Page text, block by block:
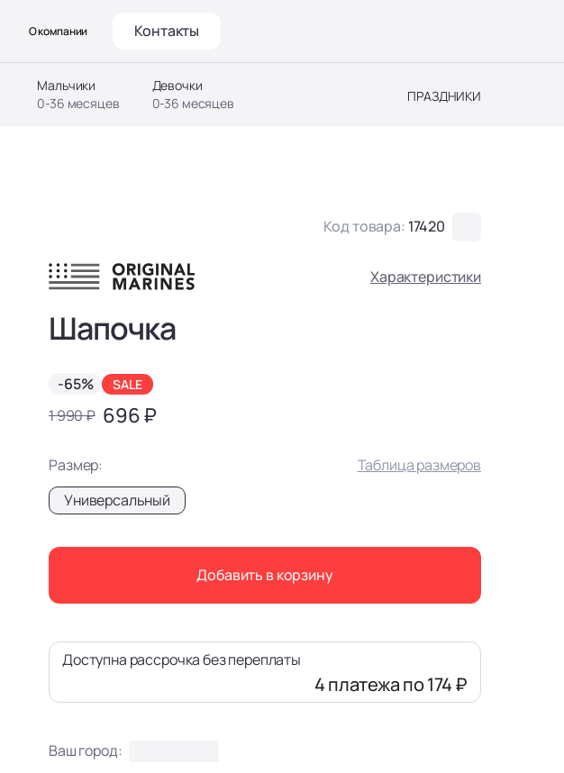
Мальчики
0-36 месяцев
Девочки
0-36 месяцев
ПРАЗДНИКИ
О компании Контакты
Код товара: 17420
Характеристики
Шапочка
-65% SALE
1 990 ₽ 696 ₽
Размер:
Таблица размеров
Универсальный
Добавить в корзину
Доступна рассрочка без переплаты
4 платежапо 174 ₽
Ваш город: